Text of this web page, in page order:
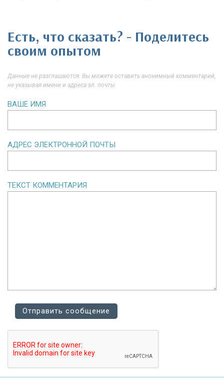
Есть, что сказать? - Поделитесь
своим опытом
Данные не разглашаются. Вы можете оставить анонимный комментарий,
не указывая имени и адреса эл. почты
ВАШЕ ИМЯ
АДРЕС ЭЛЕКТРОННОЙ ПОЧТЫ
ТЕКСТ КОММЕНТАРИЯ